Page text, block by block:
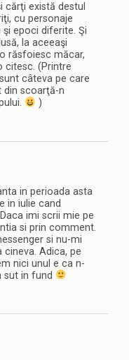
cărţi există destul
cu personaje
epoci diferite. Şi
la aceeaşi
răsfoiesc măcar,
citesc. (Printre
câteva pe care
din scoarţă-n
)
in perioada asta
in iulie cand
imi scrii mie pe
si prin comment.
si nu-mi
Adica, pe
nici unul e ca n-
sut in fund